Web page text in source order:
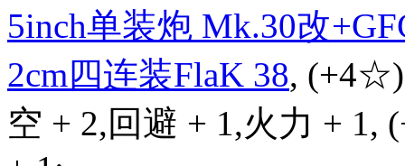
5inch单装炮 Mk.30改
2cm四连装FlaK 38,
空 + 2,回避 + 1,火力 + 1,